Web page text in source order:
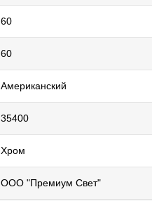
60
60
Американский
35400
Хром
ООО "Премиум Свет"